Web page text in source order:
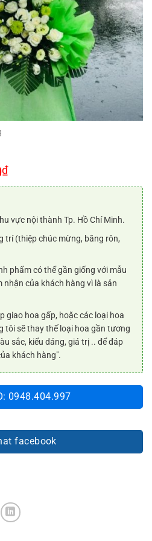
₫Giá
hiện
là:
1.100.000₫.
vực nội thành Tp. Hồ Chí Minh.
trí (thiệp chúc mừng, băng rôn,
phẩm có thể gần giống với mẫu
nhận của khách hàng vì là sản
giao hoa gấp, hoặc các loại hoa
tôi sẽ thay thế loại hoa gần tương
sắc, kiểu dáng, giá trị .. để đáp
khách hàng".
0948.404.997
facebook